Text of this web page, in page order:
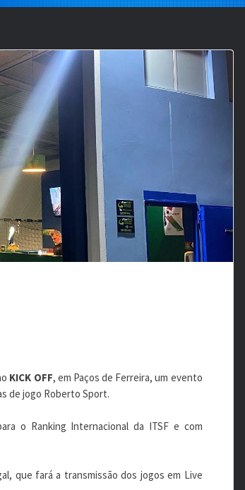
KICK OFF, em Paços de Ferreira, um evento
de jogo Roberto Sport.
o Ranking Internacional da ITSF e com
que fará a transmissão dos jogos em Live